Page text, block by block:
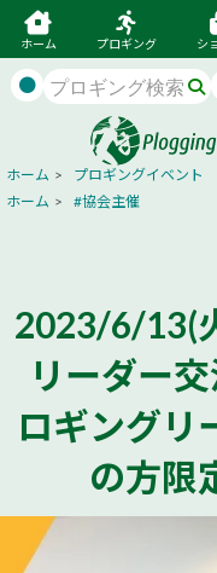
ホーム プロギング シ
●
ホーム >
プロギングイベント
ホーム > #協会主催
2023/6/13(
リーダー
ロギングリ
の方限